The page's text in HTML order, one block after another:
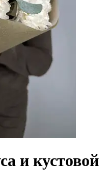
и кустовой